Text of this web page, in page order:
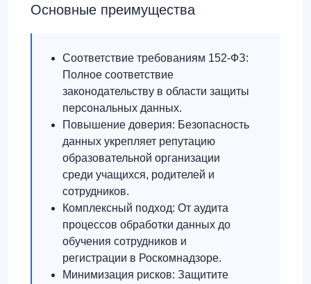
Основные преимущества
Соответствие требованиям 152-ФЗ:
Полное соответствие
законодательству в области защиты
персональных данных.
Повышение доверия: Безопасность
данных укрепляет репутацию
образовательной организации
среди учащихся, родителей и
сотрудников.
Комплексный подход: От аудита
процессов обработки данных до
обучения сотрудников и
регистрации в Роскомнадзоре.
Минимизация рисков: Защитите